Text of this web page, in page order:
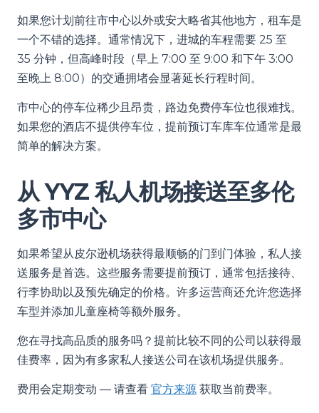
如果您计划前往市中心以外或安大略省其他地方，租车是
一个不错的选择。通常情况下，进城的车程需要 25 至
35 分钟，但高峰时段（早上 7:00 至 9:00 和下午 3:00
至晚上 8:00）的交通拥堵会显著延长行程时间。
市中心的停车位稀少且昂贵，路边免费停车位也很难找。
如果您的酒店不提供停车位，提前预订车库车位通常是最
简单的解决方案。
从 YYZ 私人机场接送至多伦
多市中心
如果希望从皮尔逊机场获得最顺畅的门到门体验，私人接
送服务是首选。这些服务需要提前预订，通常包括接待、
行李协助以及预先确定的价格。许多运营商还允许您选择
车型并添加儿童座椅等额外服务。
您在寻找高品质的服务吗？提前比较不同的公司以获得最
佳费率，因为有多家私人接送公司在该机场提供服务。
费用会定期变动 — 请查看 官方来源 获取当前费率。